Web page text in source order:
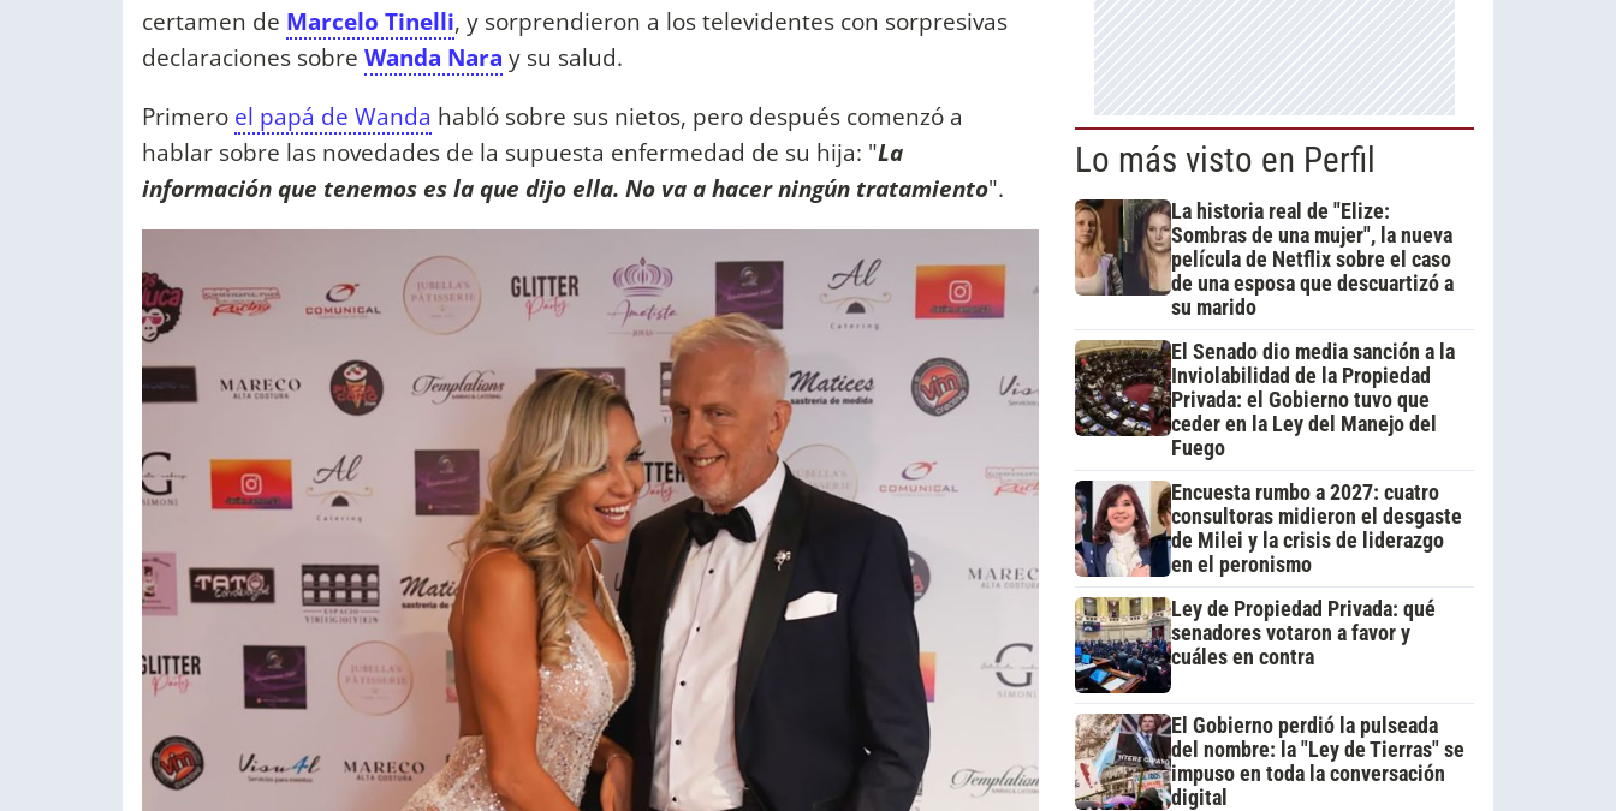
certamen de Marcelo Tinelli, y sorprendieron a los televidentes con sorpresivas
declaraciones sobre Wanda Nara y su salud.
Primero el papá de Wanda habló sobre sus nietos, pero después comenzó a
hablar sobre las novedades de la supuesta enfermedad de su hija: "La
información que tenemos es la que dijo ella. No va a hacer ningún tratamiento".
Lo más visto en Perfil
La historia real de "Elize:
Sombras de una mujer", la nueva
película de Netflix sobre el caso
de una esposa que descuartizó a
su marido
El Senado dio media sanción a la
Inviolabilidad de la Propiedad
Privada: el Gobierno tuvo que
ceder en la Ley del Manejo del
Fuego
Encuesta rumbo a 2027: cuatro
consultoras midieron el desgaste
de Milei y la crisis de liderazgo
en el peronismo
Ley de Propiedad Privada: qué
senadores votaron a favor y
cuáles en contra
El Gobierno perdió la pulseada
del nombre: la "Ley de Tierras" se
impuso en toda la conversación
digital